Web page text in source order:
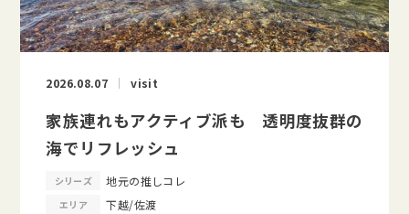
2026.08.07 visit
家族連れもアクティブ派も 透明度抜群の
海でリフレッシュ
シリーズ 地元の推しコレ
エリア 下越/佐渡